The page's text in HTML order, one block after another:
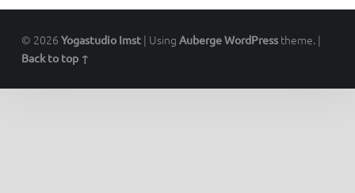
© 2026 Yogastudio Imst | Using AubergeWordPresstheme. |
Back to top ↑